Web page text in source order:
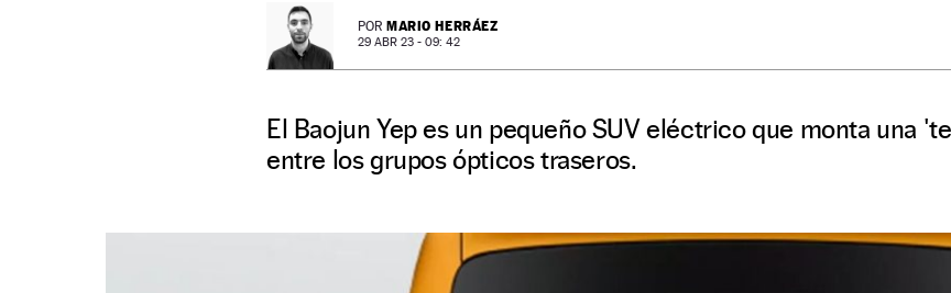
POR MARIO HERRÁEZ
29 ABR 23 - 09: 42
El Baojun Yep es un pequeño SUV eléctrico que monta una
entre los grupos ópticos traseros.